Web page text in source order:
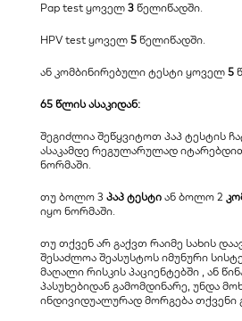
Pap test ყოველ 3 წელიწადში.
HPV test ყოველ 5 წელიწადში.
ან კომბინირებული ტესტი ყოველ 5
65 წლის ასაკიდან:
​შეგიძლია შეწყვიტოთ პაპ ტესტის
ასაკამდე რეგულარულად
ნორმაში.
​თუ ბოლო 3 პაპ ტესტი ან ბოლო 2
იყო ნორმაში.
​თუ თქვენ არ გაქვთ რაიმე სახის
შესაძლოა შეასუსტოს იმუნური
მაღალი რისკის პაციენტებში , ან
პასუხებიდან გამომდინარე, უნდა
ინდივიდუალურად მორგება თქვენი